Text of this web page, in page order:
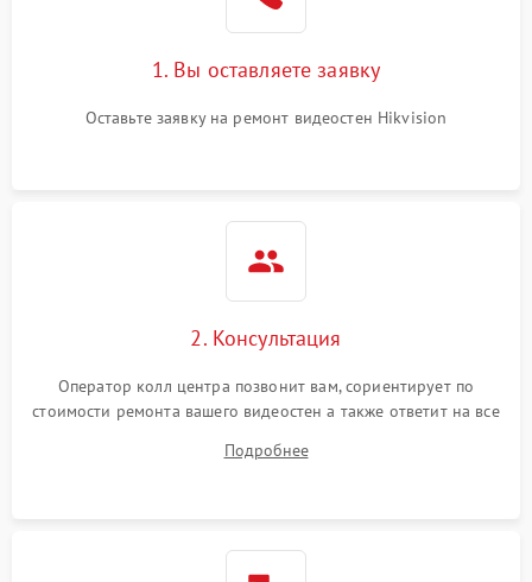
1. Вы оставляете заявку
Оставьте заявку на ремонт видеостен Hikvision
2. Консультация
Оператор колл центра позвонит вам, сориентирует по
стоимости ремонта вашего видеостен а также ответит на все
Подробнее